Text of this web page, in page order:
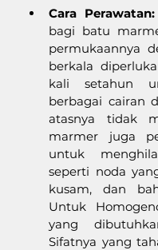
Cara Perawatan:
bagi batu
permukaannya
berkala
kali setahun
berbagai cairan
atasnya tidak
marmer juga
untuk
seperti noda
kusam, dan
Untuk
yang
Sifatnya yang